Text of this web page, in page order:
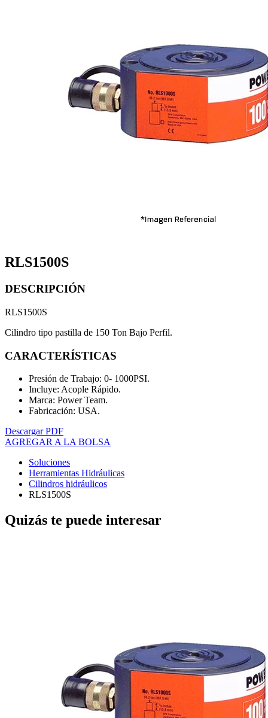
RLS1500S
DESCRIPCIÓN
RLS1500S
Cilindro tipo pastilla de 150 Ton Bajo Perfil.
CARACTERÍSTICAS
Presión de Trabajo: 0- 1000PSI.
Incluye: Acople Rápido.
Marca: Power Team.
Fabricación: USA.
Descargar PDF
AGREGAR A LA BOLSA
Soluciones
Herramientas Hidráulicas
Cilindros hidráulicos
RLS1500S
Quizás te puede interesar